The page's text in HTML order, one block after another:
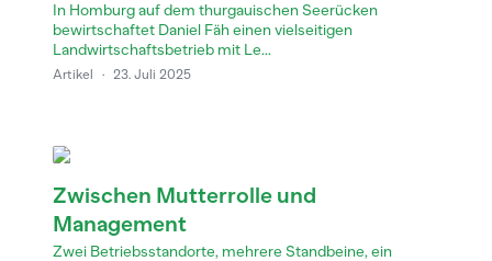
In Homburg auf dem thurgauischen Seerücken
bewirtschaftet Daniel Fäh einen vielseitigen
Landwirtschaftsbetrieb mit Le...
Artikel · 23. Juli 2025
Zwischen Mutterrolle und
Management
Zwei Betriebsstandorte, mehrere Standbeine, ein